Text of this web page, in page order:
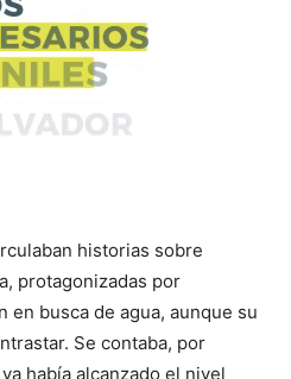
historias sobre
protagonizadas por
en busca de agua, aunque su
Se contaba, por
había alcanzado el nivel